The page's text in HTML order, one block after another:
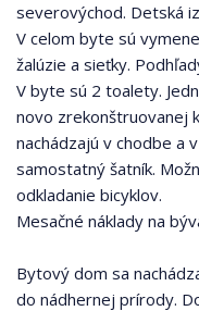
severovýchod. Detská
V celom byte sú
žalúzie a sieťky.
V byte sú 2 toalety.
novo zrekonštruovanej
nachádzajú v chodbe a
samostatný šatník.
odkladanie bicyklov.
Mesačné náklady na
Bytový dom sa
do nádhernej prírody.